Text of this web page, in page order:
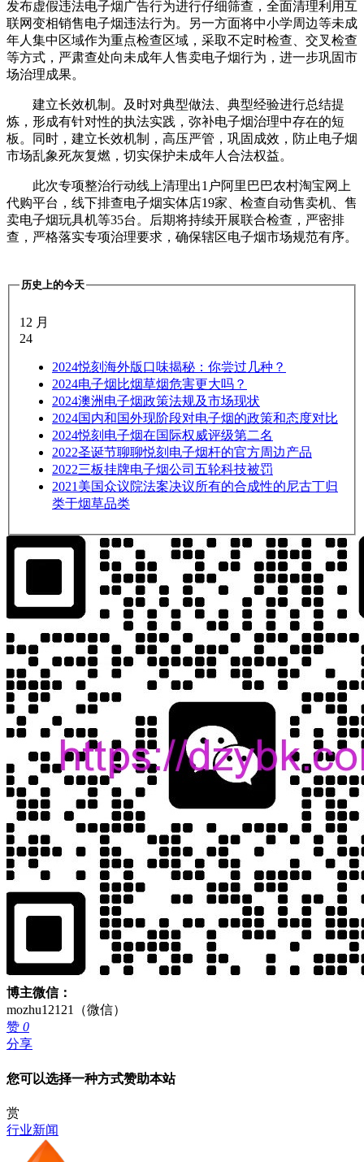
发布虚假违法电子烟广告行为进行仔细筛查，全面清理利用互
联网变相销售电子烟违法行为。另一方面将中小学周边等未成
年人集中区域作为重点检查区域，采取不定时检查、交叉检查
等方式，严肃查处向未成年人售卖电子烟行为，进一步巩固市
场治理成果。
建立长效机制。及时对典型做法、典型经验进行总结提
炼，形成有针对性的执法实践，弥补电子烟治理中存在的短
板。同时，建立长效机制，高压严管，巩固成效，防止电子烟
市场乱象死灰复燃，切实保护未成年人合法权益。
此次专项整治行动线上清理出1户阿里巴巴农村淘宝网上
代购平台，线下排查电子烟实体店19家、检查自动售卖机、售
卖电子烟玩具机等35台。后期将持续开展联合检查，严密排
查，严格落实专项治理要求，确保辖区电子烟市场规范有序。
历史上的今天
12 月
24
2024悦刻海外版口味揭秘：你尝过几种？
2024电子烟比烟草烟危害更大吗？
2024澳洲电子烟政策法规及市场现状
2024国内和国外现阶段对电子烟的政策和态度对比
2024悦刻电子烟在国际权威评级第二名
2022圣诞节聊聊悦刻电子烟杆的官方周边产品
2022三板挂牌电子烟公司五轮科技被罚
2021 美国众议院法案决议所有的合成性的尼古丁归
类于烟草品类
博主微信：
mozhu12121（微信）
赞 0
分享
您可以选择一种方式赞助本站
赏
行业新闻